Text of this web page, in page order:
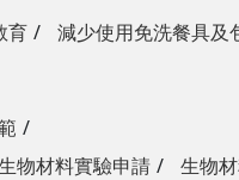
育 減少使用免洗餐具及
物材料實驗申請
生物